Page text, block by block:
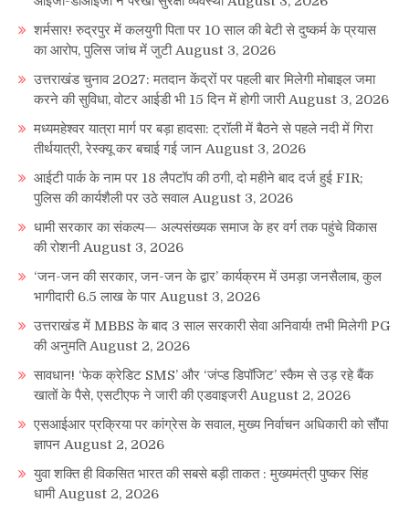
शर्मसार! रुद्रपुर में कलयुगी पिता पर 10 साल की बेटी से दुष्कर्म के प्रयास
का आरोप, पुलिस जांच में जुटी August 3, 2026
उत्तराखंड चुनाव 2027: मतदान केंद्रों पर पहली बार मिलेगी मोबाइल जमा
करने की सुविधा, वोटर आईडी भी 15 दिन में होगी जारी August 3, 2026
मध्यमहेश्वर यात्रा मार्ग पर बड़ा हादसा: ट्रॉली में बैठने से पहले नदी में गिरा
तीर्थयात्री, रेस्क्यू कर बचाई गई जान August 3, 2026
आईटी पार्क के नाम पर 18 लैपटॉप की ठगी, दो महीने बाद दर्ज हुई FIR;
पुलिस की कार्यशैली पर उठे सवाल August 3, 2026
धामी सरकार का संकल्प— अल्पसंख्यक समाज के हर वर्ग तक पहुंचे विकास
की रोशनी August 3, 2026
‘जन-जन की सरकार, जन-जन के द्वार’ कार्यक्रम में उमड़ा जनसैलाब, कुल
भागीदारी 6.5 लाख के पार August 3, 2026
उत्तराखंड में MBBS के बाद 3 साल सरकारी सेवा अनिवार्य! तभी मिलेगी PG
की अनुमति August 2, 2026
सावधान! ‘फेक क्रेडिट SMS’ और ‘जंप्ड डिपॉजिट’ स्कैम से उड़ रहे बैंक
खातों के पैसे, एसटीएफ ने जारी की एडवाइजरी August 2, 2026
एसआईआर प्रक्रिया पर कांग्रेस के सवाल, मुख्य निर्वाचन अधिकारी को सौंपा
ज्ञापन August 2, 2026
युवा शक्ति ही विकसित भारत की सबसे बड़ी ताकत : मुख्यमंत्री पुष्कर सिंह
धामी August 2, 2026